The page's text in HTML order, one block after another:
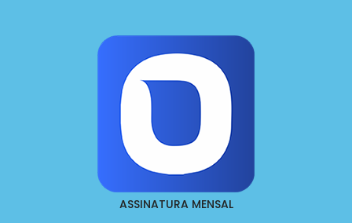
ASSINATURA MENSAL